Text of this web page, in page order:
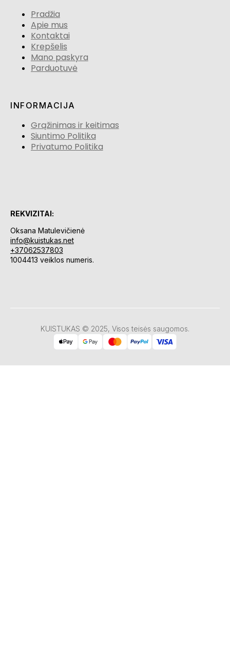
Pradžia
Apie mus
Kontaktai
Krepšelis
Mano paskyra
Parduotuvė
INFORMACIJA
Grąžinimas ir keitimas
Siuntimo Politika
Privatumo Politika
REKVIZITAI:
Oksana Matulevičienė
info@kuistukas.net
+37062537803
1004413 veiklos numeris.
KUISTUKAS © 2025, Visos teisės saugomos.